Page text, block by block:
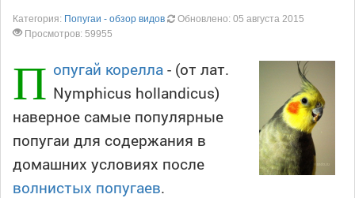
Категория: Попугаи - обзор видов
Обновлено: 05 августа 2015
Просмотров: 59955
П опугай корелла - (от лат.
Nymphicus hollandicus)
наверное самые популярные
попугаи для содержания в
домашних условиях после
волнистых попугаев.